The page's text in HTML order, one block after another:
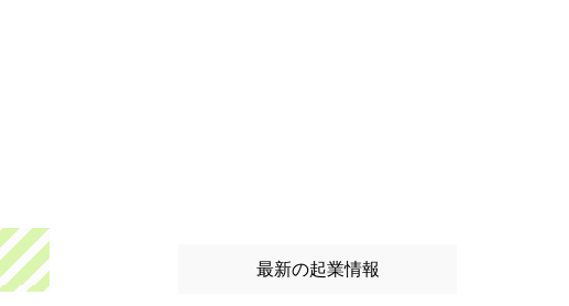
最新の起業情報